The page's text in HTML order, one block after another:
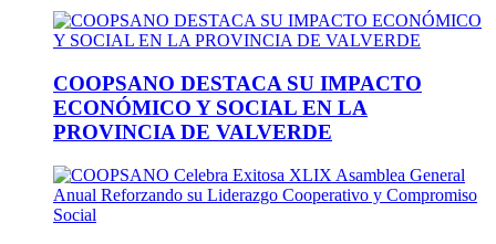
COOPSANO DESTACA SU IMPACTO
ECONÓMICO Y SOCIAL EN LA
PROVINCIA DE VALVERDE